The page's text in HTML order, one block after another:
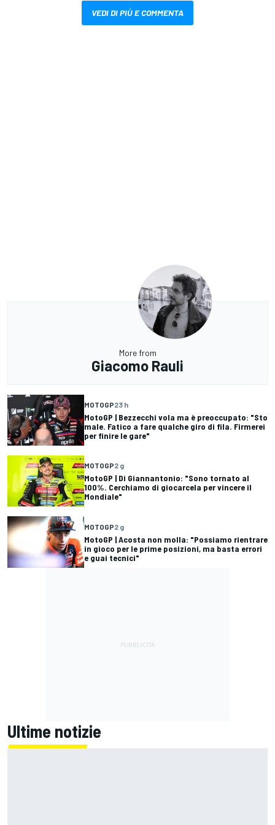
VEDI DI PIÙ E COMMENTA
More from
Giacomo Rauli
MOTOGP23 h
MotoGP | Bezzecchi vola ma è preoccupato: "Sto
male. Fatico a fare qualche giro di fila. Firmerei
per finire le gare"
MOTOGP2 g
MotoGP | Di Giannantonio: "Sono tornato al
100%. Cerchiamo di giocarcela per vincere il
Mondiale"
MOTOGP2 g
MotoGP | Acosta non molla: "Possiamo rientrare
in gioco per le prime posizioni, ma basta errori
e guai tecnici"
Ultime notizie